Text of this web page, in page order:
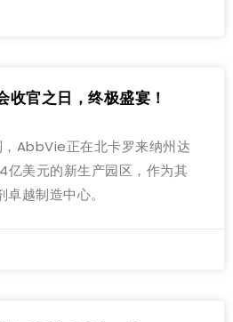
收官之日，终极盛宴！
AbbVie正在北卡罗来纳州达
亿美元的新生产园区，作为其
越制造中心。